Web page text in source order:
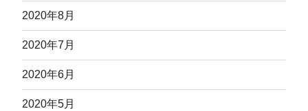
2020年8月
2020年7月
2020年6月
2020年5月